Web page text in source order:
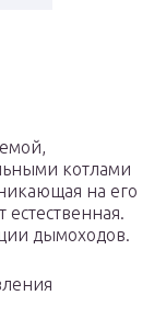
котлами
на его
дымоходов.